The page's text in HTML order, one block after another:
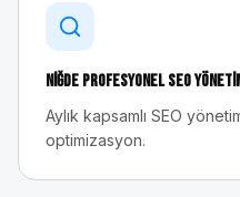
Niğde Profesyonel SEO
Aylık kapsamlı SEO
optimizasyon.